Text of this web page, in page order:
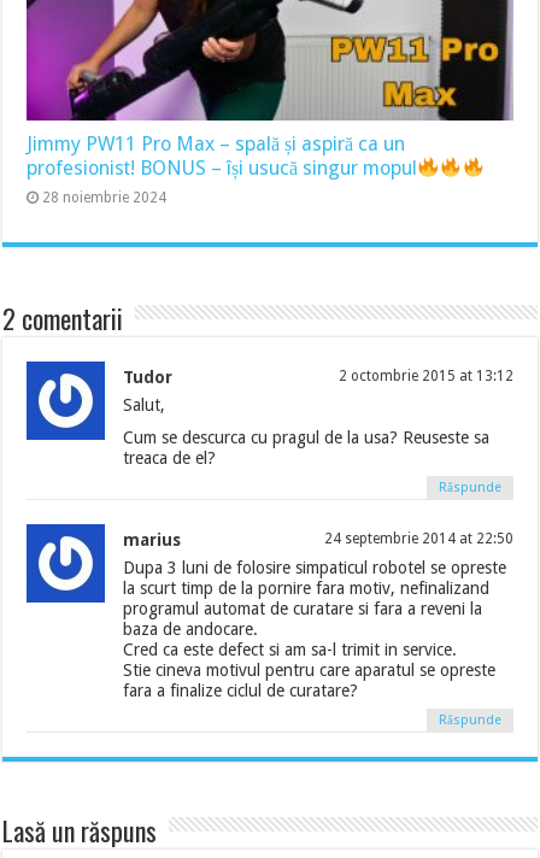
Jimmy PW11 Pro Max – spală și aspiră ca un
profesionist! BONUS – își usucă singur mopul
28 noiembrie 2024
2 comentarii
Tudor 2 octombrie 2015 at 13:12
Salut,
Cum se descurca cu pragul de la usa? Reuseste sa
treaca de el?
Răspunde
marius 24 septembrie 2014 at 22:50
Dupa 3 luni de folosire simpaticul robotel se opreste
la scurt timp de la pornire fara motiv, nefinalizand
programul automat de curatare si fara a reveni la
baza de andocare.
Cred ca este defect si am sa-l trimit in service.
Stie cineva motivul pentru care aparatul se opreste
fara a finalize ciclul de curatare?
Răspunde
Lasă un răspuns